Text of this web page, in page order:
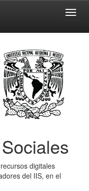
digitales
del IIS, en el